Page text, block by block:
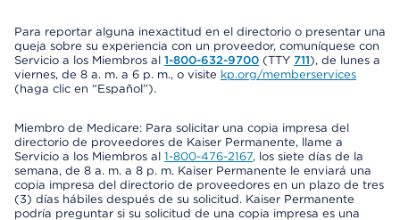
Para reportar alguna inexactitud en el directorio o presentar una
queja sobre su experiencia con un proveedor, comuníquese con
Servicio a los Miembros al 1-800-632-9700 (TTY 711), de lunes a
viernes, de 8 a. m. a 6 p. m., o visite kp.org/memberservices
(haga clic en “Español”).
Miembro de Medicare: Para solicitar una copia impresa del
directorio de proveedores de Kaiser Permanente, llame a
Servicio a los Miembros al 1-800-476-2167, los siete días de la
semana, de 8 a. m. a 8 p. m. Kaiser Permanente le enviará una
copia impresa del directorio de proveedores en un plazo de tres
(3) días hábiles después de su solicitud. Kaiser Permanente
podría preguntar si su solicitud de una copia impresa es una